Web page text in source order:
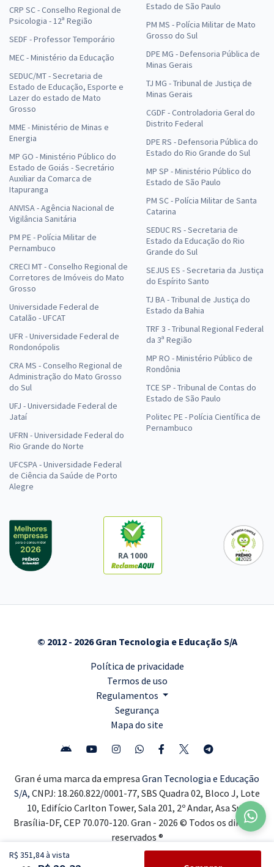
R$ 351,84 à vista
CRP SC - Conselho Regional de
Psicologia - 12ª Região
SEDF - Professor Temporário
MEC - Ministério da Educação
SEDUC/MT - Secretaria de
Estado de Educação, Esporte e
Lazer do estado de Mato
Grosso
MME - Ministério de Minas e
Energia
MP GO - Ministério Público do
Estado de Goiás - Secretário
Auxiliar da Comarca de
Itapuranga
ANVISA - Agência Nacional de
Vigilância Sanitária
PM PE - Polícia Militar de
Pernambuco
CRECI MT - Conselho Regional de
Corretores de Imóveis do Mato
Grosso
Universidade Federal de
Catalão - UFCAT
UFR - Universidade Federal de
Rondonópolis
CRA MS - Conselho Regional de
Administração do Mato Grosso
do Sul
UFJ - Universidade Federal de
Jataí
UFRN - Universidade Federal do
Rio Grande do Norte
UFCSPA - Universidade Federal
de Ciência da Saúde de Porto
Alegre
Estado de São Paulo
PM MS - Polícia Militar de Mato
Grosso do Sul
DPE MG - Defensoria Pública de
Minas Gerais
TJ MG - Tribunal de Justiça de
Minas Gerais
CGDF - Controladoria Geral do
Distrito Federal
DPE RS - Defensoria Pública do
Estado do Rio Grande do Sul
MP SP - Ministério Público do
Estado de São Paulo
PM SC - Polícia Militar de Santa
Catarina
SEDUC RS - Secretaria de
Estado da Educação do Rio
Grande do Sul
SEJUS ES - Secretaria da Justiça
do Espírito Santo
TJ BA - Tribunal de Justiça do
Estado da Bahia
TRF 3 - Tribunal Regional Federal
da 3ª Região
MP RO - Ministério Público de
Rondônia
TCE SP - Tribunal de Contas do
Estado de São Paulo
Politec PE - Polícia Científica de
Pernambuco
RA 1000
© 2012 - 2026 Gran Tecnologia e Educação S/A
Política de privacidade
Termos de uso
Regulamentos
Segurança
Mapa do site
Gran é uma marca da empresa Gran Tecnologia e Educação
S/A, CNPJ: 18.260.822/0001-77, SBS Quadra 02, Bloco J, Lote
10, Edifício Carlton Tower, Sala 201, 2º Andar, Asa Sul,
Brasília-DF, CEP 70.070-120. Gran - 2026 © Todos os direitos
reservados ®